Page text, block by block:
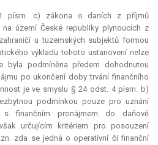
písm. c) zákona o daních z příjmů
na území České republiky plynoucích z
u tuzemských subjektů formou
výkladu tohoto ustanovení nelze
byla podmíněna předem dohodnutou
po ukončení doby trvání finančního
je ve smyslu § 24 odst. 4 písm. b)
podmínkou pouze pro uznání
s finančním pronájmem do daňově
určujícím kritériem pro posouzení
zda se jedná o operativní či finanční